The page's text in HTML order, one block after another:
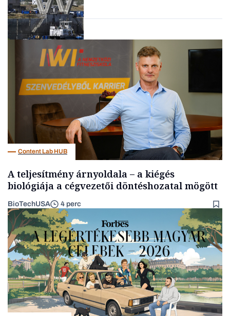
Content Lab HUB
A teljesítmény árnyoldala – a kiégés
biológiája a cégvezetői döntéshozatal mögött
BioTechUSA 4 perc